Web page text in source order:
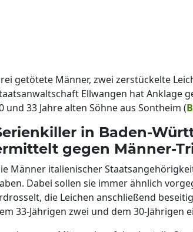
getötete Männer, zwei zerstückelte
Ellwangen hat Anklage
und 33 Jahre alten Söhne aus Sontheim (
in Baden-
gegen Männer-
Männer italienischer
Dabei sollen sie immer ähnlich
die Leichen anschließend
33-Jährigen zwei und dem 30-Jährigen